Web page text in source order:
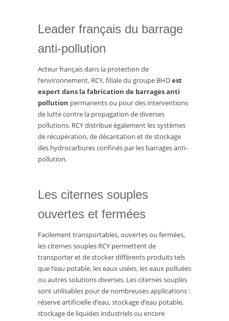
Leader français du barrage
anti-pollution
Acteur français dans la protection de
l’environnement, RCY, filiale du groupe BHDest
expert dans la fabrication de barrages anti
pollution permanents ou pour des interventions
de lutte contre la propagation de diverses
pollutions. RCY distribue également les systèmes
de récupération, de décantation et de stockage
des hydrocarbures confinés par les barrages anti-
pollution.
Les citernes souples
ouvertes et fermées
Facilement transportables, ouvertes ou fermées,
les citernes souples RCY permettent de
transporter et de stocker différents produits tels
que l’eau potable, les eaux usées, les eaux polluées
ou autres solutions diverses. Les citernes souples
sont utilisables pour de nombreuses applications :
réserve artificielle d’eau, stockage d’eau potable,
stockage de liquides industriels ou encore